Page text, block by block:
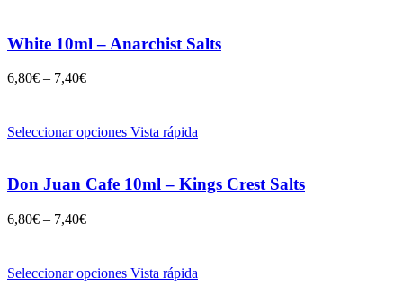
White 10ml – Anarchist Salts
6,80€ – 7,40€
Seleccionar opciones Vista rápida
Don Juan Cafe 10ml – Kings Crest Salts
6,80€ – 7,40€
Seleccionar opciones Vista rápida